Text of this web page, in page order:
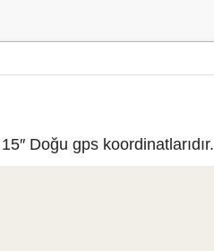
Doğu gps koordinatlarıdır.